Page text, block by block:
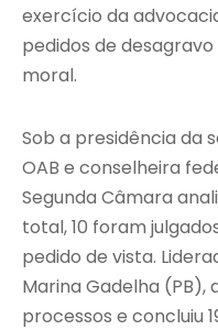
exercício da
pedidos de
moral.
Sob a presidência da
OAB e conselheira
Segunda Câmara
total, 10 foram
pedido de vista.
Marina Gadelha (PB),
processos e concluiu